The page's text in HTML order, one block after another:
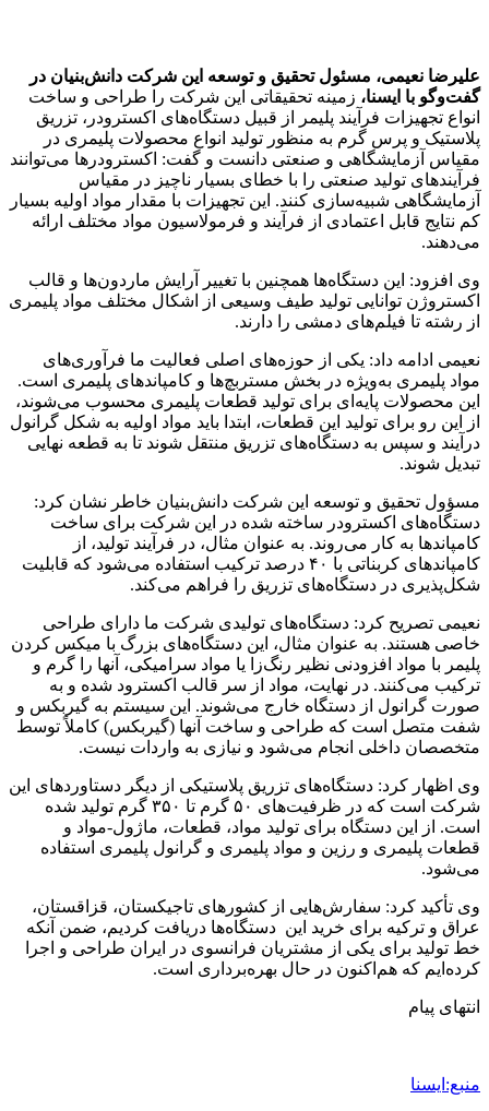
علیرضا نعیمی، مسئول تحقیق و توسعه این شرکت دانش‌بنیان در
گفت‌وگو با ایسنا، زمینه تحقیقاتی این شرکت را طراحی و ساخت
انواع تجهیزات فرآیند پلیمر از قبیل دستگاه‌های اکسترودر، تزریق
پلاستیک و پرس گرم به منظور تولید انواع محصولات پلیمری در
مقیاس آزمایشگاهی و صنعتی دانست و گفت: اکسترودرها می‌توانند
فرآیندهای تولید صنعتی را با خطای بسیار ناچیز در مقیاس
آزمایشگاهی شبیه‌سازی کنند. این تجهیزات با مقدار مواد اولیه بسیار
کم نتایج قابل اعتمادی از فرآیند و فرمولاسیون مواد مختلف ارائه
می‌دهند.
وی افزود: این دستگاه‌ها همچنین با تغییر آرایش ماردون‌ها و قالب
اکستروژن توانایی تولید طیف وسیعی از اشکال مختلف مواد پلیمری
از رشته تا فیلم‌های دمشی را دارند.
نعیمی ادامه داد: یکی از حوزه‌های اصلی فعالیت ما فرآوری‌های
مواد پلیمری به‌ویژه در بخش مستربچ‌ها و کامپاندهای پلیمری است.
این محصولات پایه‌ای برای تولید قطعات پلیمری محسوب می‌شوند،
از این رو برای تولید این قطعات، ابتدا باید مواد اولیه به شکل گرانول
درآیند و سپس به دستگاه‌های تزریق منتقل شوند تا به قطعه نهایی
تبدیل شوند.
مسؤول تحقیق و توسعه این شرکت دانش‌بنیان خاطر نشان کرد:
دستگاه‌های اکسترودر ساخته شده در این شرکت برای ساخت
کامپاندها به کار می‌روند. به عنوان مثال، در فرآیند تولید، از
کامپاندهای کربناتی با ۴۰ درصد ترکیب استفاده می‌شود که قابلیت
شکل‌پذیری در دستگاه‌های تزریق را فراهم می‌کند.
نعیمی تصریح کرد: دستگاه‌های تولیدی شرکت ما دارای طراحی
خاصی هستند. به عنوان مثال، این دستگاه‌های بزرگ با میکس کردن
پلیمر با مواد افزودنی نظیر رنگ‌زا یا مواد سرامیکی، آنها را گرم و
ترکیب می‌کنند. در نهایت، مواد از سر قالب اکسترود شده و به
صورت گرانول از دستگاه خارج می‌شوند. این سیستم به گیربکس و
شفت متصل است که طراحی و ساخت آنها (گیربکس) کاملاً توسط
متخصصان داخلی انجام می‌شود و نیازی به واردات نیست.
وی اظهار کرد: دستگاه‌های تزریق پلاستیکی از دیگر دستاوردهای این
شرکت است که در ظرفیت‌های ۵۰ گرم تا ۳۵۰ گرم تولید شده
است. از این دستگاه‌ برای تولید مواد، قطعات، ماژول-مواد و
قطعات پلیمری و رزین و مواد پلیمری و گرانول پلیمری استفاده
می‌شود.
وی تأکید کرد: سفارش‌هایی از کشورهای تاجیکستان، قزاقستان،
عراق و ترکیه برای خرید این دستگاه‌ها دریافت کردیم، ضمن آنکه
خط تولید برای یکی از مشتریان فرانسوی در ایران طراحی و اجرا
کرده‌ایم که هم‌اکنون در حال بهره‌برداری است.
انتهای پیام
منبع:ایسنا